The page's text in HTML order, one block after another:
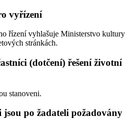
vyřízení
řízení vyhlašuje Ministerstvo kultury
stránkách.
(dotčení) řešení životní
stanoveni.
jsou po žadateli požadovány